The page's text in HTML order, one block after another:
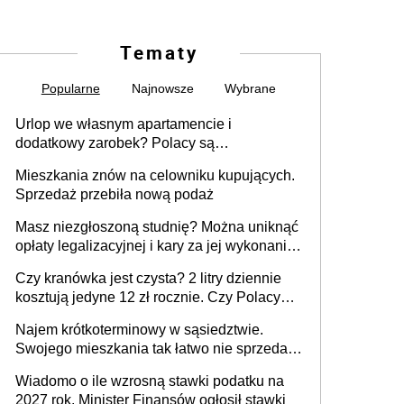
Tematy
Popularne Najnowsze Wybrane
Urlop we własnym apartamencie i
dodatkowy zarobek? Polacy są
Mieszkania znów na celowniku kupujących.
Sprzedaż przebiła nową podaż
Masz niezgłoszoną studnię? Można uniknąć
opłaty legalizacyjnej i kary za jej wykonanie,
Czy kranówka jest czysta? 2 litry dziennie
kosztują jedyne 12 zł rocznie. Czy Polacy
Najem krótkoterminowy w sąsiedztwie.
Swojego mieszkania tak łatwo nie sprzedaż
Wiadomo o ile wzrosną stawki podatku na
2027 rok. Minister Finansów ogłosił stawki